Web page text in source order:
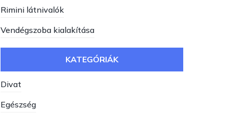
Rimini látnivalók
Vendégszoba kialakítása
KATEGÓRIÁK
Divat
Egészség